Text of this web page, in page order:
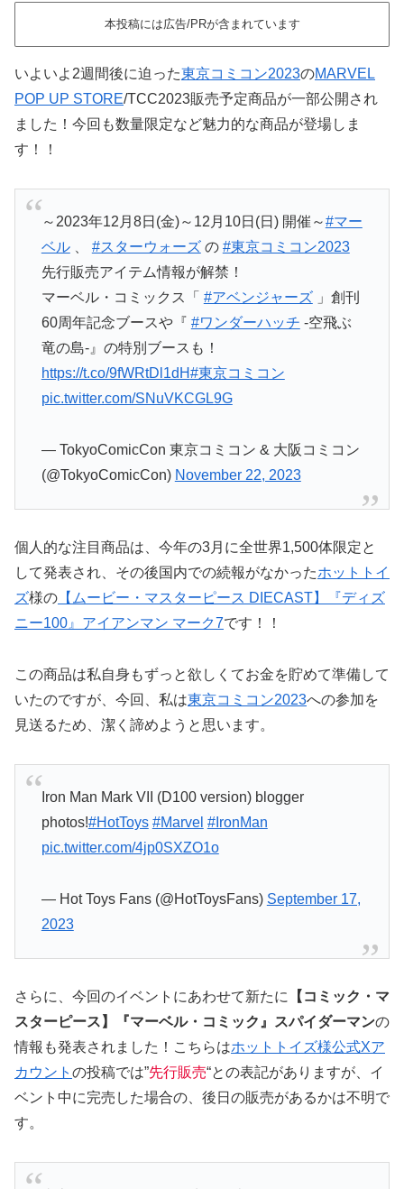
本投稿には広告/PRが含まれています
いよいよ2週間後に迫った東京コミコン2023のMARVEL
POP UP STORE/TCC2023販売予定商品が一部公開され
ました！今回も数量限定など魅力的な商品が登場しま
す！！
～2023年12月8日(金)～12月10日(日) 開催～#マー
ベル、 #スターウォーズ の #東京コミコン2023
先行販売アイテム情報が解禁！
マーベル・コミックス「 #アベンジャーズ 」創刊
60周年記念ブースや『 #ワンダーハッチ -空飛ぶ
竜の島-』の特別ブースも！
https://t.co/9fWRtDl1dH#東京コミコン
pic.twitter.com/SNuVKCGL9G
— TokyoComicCon 東京コミコン & 大阪コミコン
(@TokyoComicCon) November 22, 2023
個人的な注目商品は、今年の3月に全世界1,500体限定と
して発表され、その後国内での続報がなかったホットトイ
ズ様の 【ムービー・マスターピース DIECAST】『ディズ
ニー100』アイアンマン マーク7です！！
この商品は私自身もずっと欲しくてお金を貯めて準備して
いたのですが、今回、私は東京コミコン2023への参加を
見送るため、潔く諦めようと思います。
Iron Man Mark VII (D100 version) blogger
photos!#HotToys #Marvel #IronMan
pic.twitter.com/4jp0SXZO1o
— Hot Toys Fans (@HotToysFans) September 17,
2023
さらに、今回のイベントにあわせて新たに 【コミック・マ
スターピース】『マーベル・コミック』スパイダーマンの
情報も発表されました！こちらはホットトイズ様公式Xア
カウント の投稿では”先行販売“との表記がありますが、イ
ベント中に完売した場合の、後日の販売があるかは不明で
す。